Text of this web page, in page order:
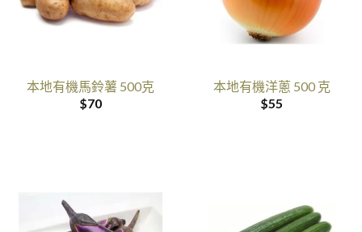
本地有機馬鈴薯 500克
$70
本地有機洋蔥 500 克
$55